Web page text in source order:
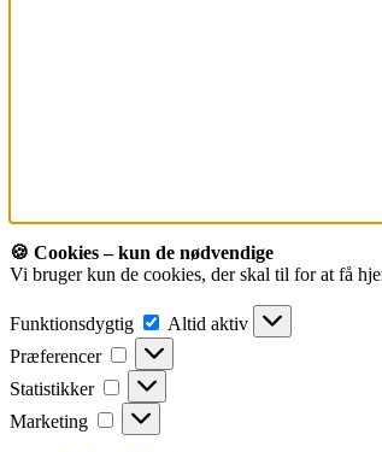
🍪 Cookies – kun de nødvendige
Vi bruger kun de cookies, der skal til for at få
Funktionsdygtig Funktionsdygtig
Altid aktiv
Præferencer
Præferencer
Statistikker Statistikker
Marketing Marketing